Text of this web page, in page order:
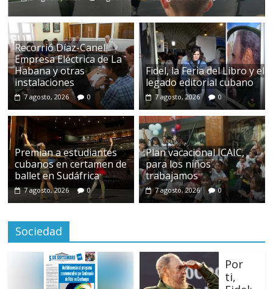
Recorrió Díaz-Canel
Empresa Eléctrica de La
Habana y otras
instalaciones
7 agosto, 2026 0
Fidel, la Feria del Libro y el
legado editorial cubano
7 agosto, 2026 0
Premian a estudiantes
cubanos en certamen de
ballet en Sudáfrica
7 agosto, 2026 0
Plan vacacional ICAIC,
para los niños
trabajamos
7 agosto, 2026 0
Sociedad
Por
ti,